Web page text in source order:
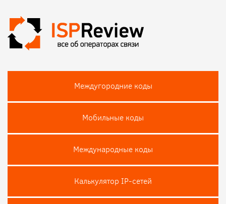
Междугородние коды
Мобильные коды
Международные коды
Калькулятор IP-сетей